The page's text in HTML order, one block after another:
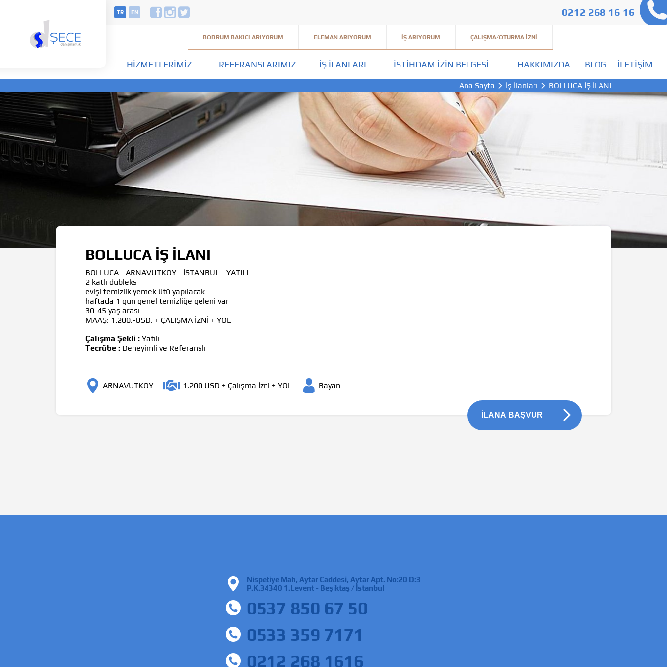
TR EN
BODRUM BAKICI ARIYORUM ELEMAN ARIYORUM İŞ ARIYORUM ÇALIŞMA/OTURMA İZNI
0212 268 16 16
HIZMETLERIMIZ REFERANSLARIMIZ İŞ İLANLARI İSTIHDAM İZIN BELGESI HAKKIMIZDA BLOG İLETIŞIM
Ana Sayfa İş İlanları BOLLUCA İŞ İLANI
BOLLUCA İŞ İLANI
BOLLUCA - ARNAVUTKÖY - İSTANBUL - YATILI
2 katlı dubleks
evişi temizlik yemek ütü yapılacak
haftada 1 gün genel temizliğe geleni var
30-45 yaş arası
MAAŞ: 1.200.-USD. + ÇALIŞMA İZNİ + YOL
Çalışma Şekli : Yatılı
Tecrübe : Deneyimli ve Referanslı
ARNAVUTKÖY 1.200 USD + Çalışma İzni + YOL Bayan
İLANA BAŞVUR
Nispetiye Mah, Aytar Caddesi, Aytar Apt. No:20 D:3
P.K.34340 1.Levent - Beşiktaş / İstanbul
0537 850 67 50
0533 359 7171
0212 268 1616